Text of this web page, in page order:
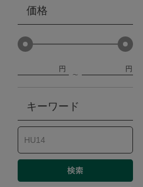
防災グッズ・非常食
トレーニング
ヴィンテージ
価格
円 円
キーワード